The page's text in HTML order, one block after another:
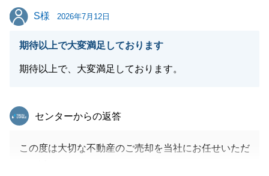
S様
S様 2026年7月12日
期待以上で大変満足しております
期待以上で、大変満足しております。
東急リバブル
センターからの返答
この度は大切な不動産のご売却を当社にお任せいただ